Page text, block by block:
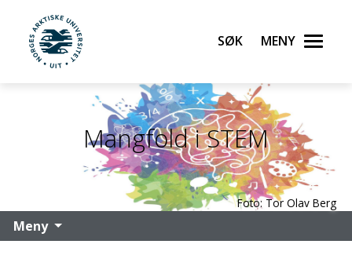
UiT Norges arktiske universitet
Søk Meny
Mangfold i STEM
Foto: Tor Olav Berg
Meny